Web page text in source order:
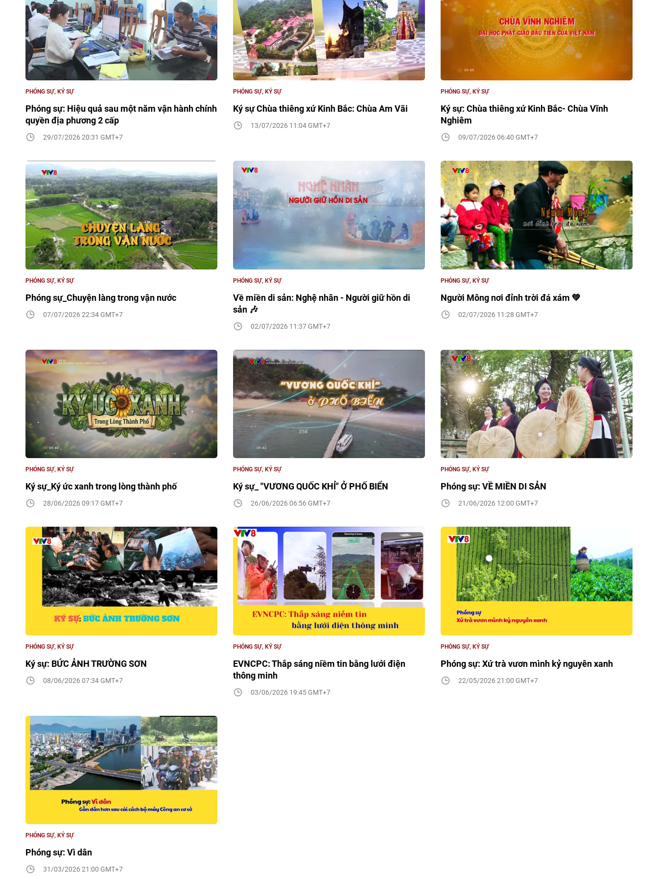
Phóng sự: Hiệu quả sau một năm vận hành chính
quyền địa phương 2 cấp
PHÓNG SỰ, KÝ SỰ
29/07/2026 20:31 GMT+7
Ký sự Chùa thiêng xứ Kinh Bắc: Chùa Am Vãi
PHÓNG SỰ, KÝ SỰ
13/07/2026 11:04 GMT+7
Ký sự: Chùa thiêng xứ Kinh Bắc- Chùa Vĩnh
Nghiêm
PHÓNG SỰ, KÝ SỰ
09/07/2026 06:40 GMT+7
Phóng sự_Chuyện làng trong vận nước
PHÓNG SỰ, KÝ SỰ
07/07/2026 22:34 GMT+7
Về miền di sản: Nghệ nhân - Người giữ hồn di
sản 🎶
PHÓNG SỰ, KÝ SỰ
02/07/2026 11:37 GMT+7
Người Mông nơi đỉnh trời đá xám 💚
PHÓNG SỰ, KÝ SỰ
02/07/2026 11:28 GMT+7
Ký sự_Ký ức xanh trong lòng thành phố
PHÓNG SỰ, KÝ SỰ
28/06/2026 09:17 GMT+7
Ký sự_ "VƯƠNG QUỐC KHỈ" Ở PHỐ BIỂN
PHÓNG SỰ, KÝ SỰ
26/06/2026 06:56 GMT+7
Phóng sự: VỀ MIỀN DI SẢN
PHÓNG SỰ, KÝ SỰ
21/06/2026 12:00 GMT+7
Ký sự: BỨC ẢNH TRƯỜNG SƠN
PHÓNG SỰ, KÝ SỰ
08/06/2026 07:34 GMT+7
EVNCPC: Thắp sáng niềm tin bằng lưới điện
thông minh
PHÓNG SỰ, KÝ SỰ
03/06/2026 19:45 GMT+7
Phóng sự: Xứ trà vươn mình kỷ nguyên xanh
PHÓNG SỰ, KÝ SỰ
22/05/2026 21:00 GMT+7
Phóng sự: Vì dân
PHÓNG SỰ, KÝ SỰ
31/03/2026 21:00 GMT+7